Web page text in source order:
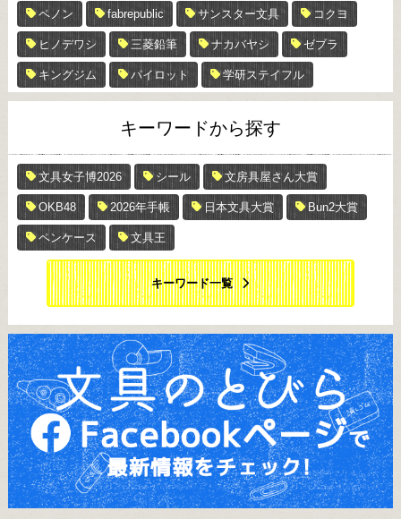
ペノン fabrepublic サンスター文具 コクヨ
ヒノデワシ 三菱鉛筆 ナカバヤシ ゼブラ
キングジム パイロット 学研ステイフル
キーワードから探す
文具女子博2026 シール 文房具屋さん大賞
OKB48 2026年手帳 日本文具大賞 Bun2大賞
ペンケース 文具王
キーワード一覧